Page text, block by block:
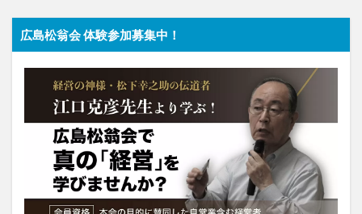
広島松翁会 体験参加募集中！